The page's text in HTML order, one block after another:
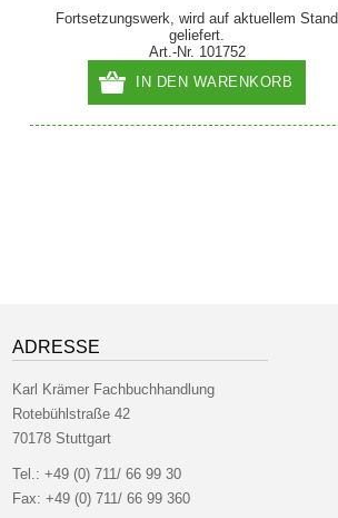
Fortsetzungswerk, wird auf aktuellem Stand
geliefert.
Art.-Nr. 101752
IN DEN WARENKORB
ADRESSE
Karl Krämer Fachbuchhandlung
Rotebühlstraße 42
70178 Stuttgart
Tel.:+49 (0) 711/ 66 99 30
Fax: +49 (0) 711/ 66 99 360